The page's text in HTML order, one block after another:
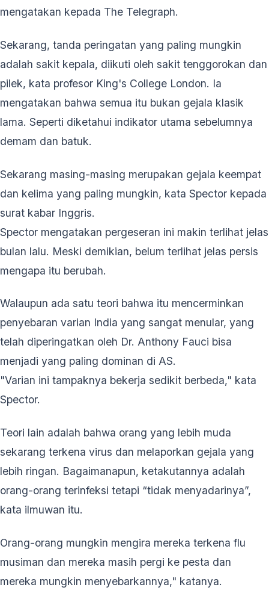
mengatakan kepada The Telegraph.
Sekarang, tanda peringatan yang paling mungkin
adalah sakit kepala, diikuti oleh sakit tenggorokan dan
pilek, kata profesor King's College London. Ia
mengatakan bahwa semua itu bukan gejala klasik
lama. Seperti diketahui indikator utama sebelumnya
demam dan batuk.
Sekarang masing-masing merupakan gejala keempat
dan kelima yang paling mungkin, kata Spector kepada
surat kabar Inggris.
Spector mengatakan pergeseran ini makin terlihat jelas
bulan lalu. Meski demikian, belum terlihat jelas persis
mengapa itu berubah.
Walaupun ada satu teori bahwa itu mencerminkan
penyebaran varian India yang sangat menular, yang
telah diperingatkan oleh Dr. Anthony Fauci bisa
menjadi yang paling dominan di AS.
"Varian ini tampaknya bekerja sedikit berbeda," kata
Spector.
Teori lain adalah bahwa orang yang lebih muda
sekarang terkena virus dan melaporkan gejala yang
lebih ringan. Bagaimanapun, ketakutannya adalah
orang-orang terinfeksi tetapi “tidak menyadarinya”,
kata ilmuwan itu.
Orang-orang mungkin mengira mereka terkena flu
musiman dan mereka masih pergi ke pesta dan
mereka mungkin menyebarkannya," katanya.